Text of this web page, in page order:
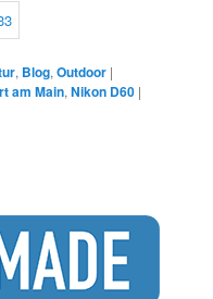
, Blog,Outdoor |
am Main,Nikon D60 |